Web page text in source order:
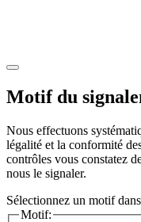
Motif du
Nous effectuons
légalité et la conformité
contrôles vous constatez
nous le signaler.
Sélectionnez un motif
Motif: